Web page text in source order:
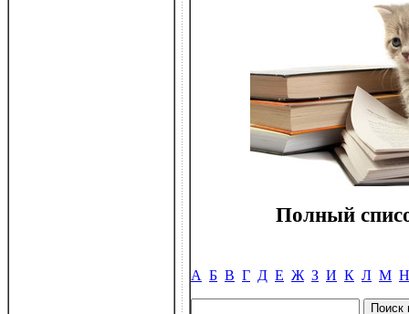
Полный
А Б В Г Д Е Ж З И К Л М Н